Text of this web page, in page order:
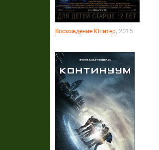
Восхождение Юпитер, 2015